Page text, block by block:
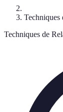
Techniques
Techniques de